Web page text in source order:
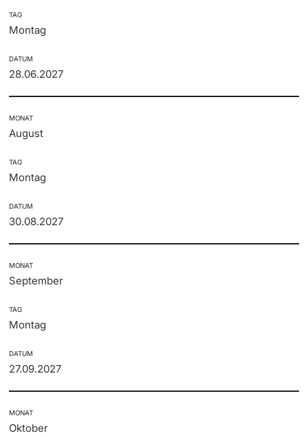
TAG
Montag
DATUM
28.06.2027
MONAT
August
TAG
Montag
DATUM
30.08.2027
MONAT
September
TAG
Montag
DATUM
27.09.2027
MONAT
Oktober